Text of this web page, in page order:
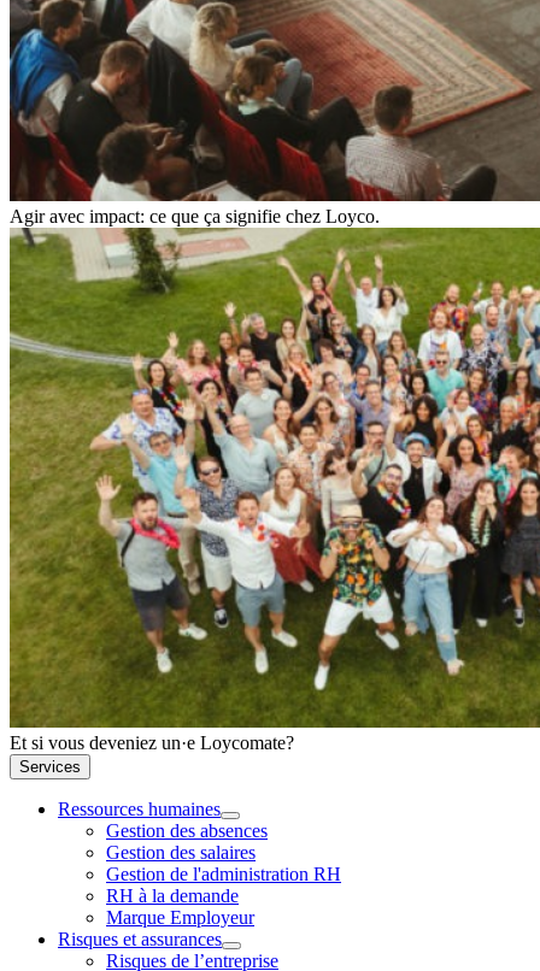
Agir avec impact: ce que ça signifie chez Loyco.
Et si vous deveniez un·e Loycomate?
Services
Ressources humaines
Gestion des absences
Gestion des salaires
Gestion de l'administration RH
RH à la demande
Marque Employeur
Risques et assurances
Risques de l’entreprise